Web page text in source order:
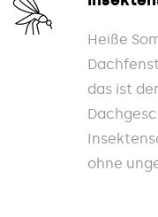
Heiße
das ist
ohne